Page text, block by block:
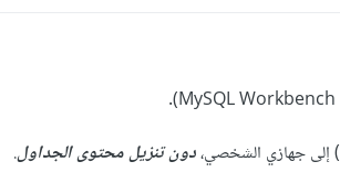
إلى جهازي الشخصي،دون تنزيل محتوى الجداول.